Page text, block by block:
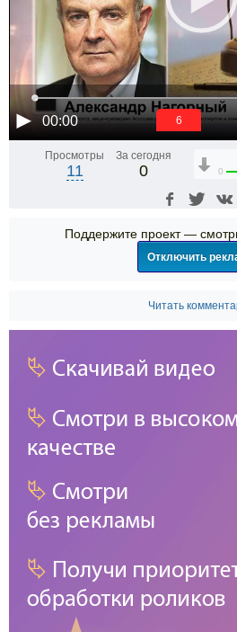
00:00 6
Просмотры
11
За сегодня
0 0
Поддержите проект —
Отключить
Читать